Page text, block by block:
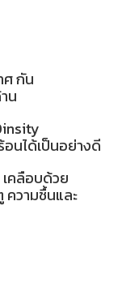
ศ กัน
น
นได้เป็นอย่างดี
คลือบด้วย
วามชื้นและ